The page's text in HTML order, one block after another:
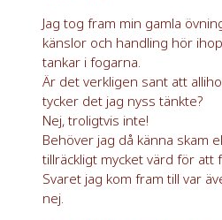
Jag tog fram min gamla
känslor och handling hör
tankar i fogarna.
Är det verkligen sant att
tycker det jag nyss tänkte?
Nej, troligtvis inte!
Behöver jag då känna skam
tillräckligt mycket värd för att
Svaret jag kom fram till var
nej.